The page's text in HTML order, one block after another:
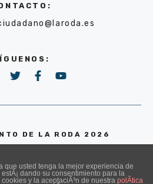
DE LA RODA 2026
PRIVACIDAD
que usted tenga la mejor experiencia de
dando su consentimiento para la
y la aceptaciÃ³n de nuestra polÃ­tica